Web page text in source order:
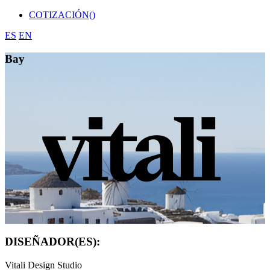
COTIZACIÓN()
ES EN
Bay
DISEÑADOR(ES):
Vitali Design Studio